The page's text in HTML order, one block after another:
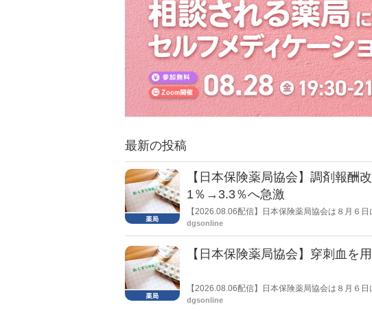
最新の投稿
【日本保険薬局協会】調剤報酬
1％→3.3％へ急激
【2026.08.06配信】日本保険薬局協会は８月６
局への影響」の調査結果を公表した。在宅分野
dgsonline
【日本保険薬局協会】穿刺血を
【2026.08.06配信】日本保険薬局協会は８月６
関する要望書」を厚生労働省 医薬局長宛に提出し
dgsonline